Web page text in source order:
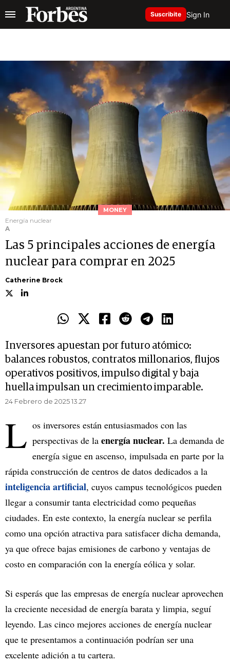
Suscribite Sign In
MONEY
Energía nuclear
A
Las 5 principales acciones de energía
nuclear para comprar en 2025
Catherine Brock
Inversores apuestan por futuro atómico:
balances robustos, contratos millonarios, flujos
operativos positivos, impulso digital y baja
huella impulsan un crecimiento imparable.
24 Febrero de 2025 13.27
L os inversores están entusiasmados con las
perspectivas de la energía nuclear. La demanda de
energía sigue en ascenso, impulsada en parte por la
rápida construcción de centros de datos dedicados a la
inteligencia artificial, cuyos campus tecnológicos pueden
llegar a consumir tanta electricidad como pequeñas
ciudades. En este contexto, la energía nuclear se perfila
como una opción atractiva para satisfacer dicha demanda,
ya que ofrece bajas emisiones de carbono y ventajas de
costo en comparación con la energía eólica y solar.
Si esperás que las empresas de energía nuclear aprovechen
la creciente necesidad de energía barata y limpia, seguí
leyendo. Las cinco mejores acciones de energía nuclear
que te presentamos a continuación podrían ser una
excelente adición a tu cartera.